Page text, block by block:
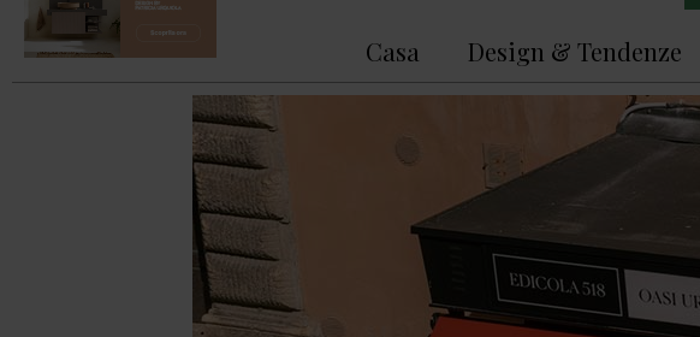
Casa
Design & Tendenze